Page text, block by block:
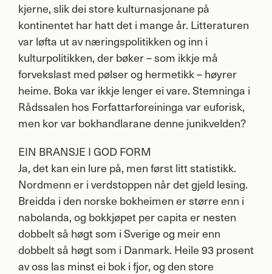
kjerne, slik dei store kulturnasjonane på
kontinentet har hatt det i mange år. Litteraturen
var løfta ut av næringspolitikken og inn i
kulturpolitikken, der bøker – som ikkje må
forvekslast med pølser og hermetikk – høyrer
heime. Boka var ikkje lenger ei vare. Stemninga i
Rådssalen hos Forfattarforeininga var euforisk,
men kor var bokhandlarane denne junikvelden?
EIN BRANSJE I GOD FORM
Ja, det kan ein lure på, men først litt statistikk.
Nordmenn er i verdstoppen når det gjeld lesing.
Breidda i den norske bokheimen er større enn i
nabolanda, og bokkjøpet per capita er nesten
dobbelt så høgt som i Sverige og meir enn
dobbelt så høgt som i Danmark. Heile 93 prosent
av oss las minst ei bok i fjor, og den store